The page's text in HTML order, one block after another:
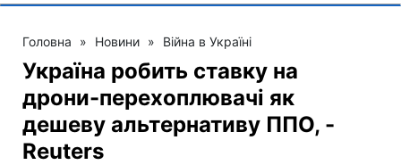
Головна » Новини » Війна в Україні
Україна робить ставку на
дрони-перехоплювачі як
дешеву альтернативу ППО, -
Reuters